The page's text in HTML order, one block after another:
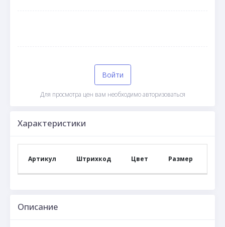
Войти
Для просмотра цен вам необходимо авторизоваться
Характеристики
Артикул Штрихкод Цвет Размер
Описание